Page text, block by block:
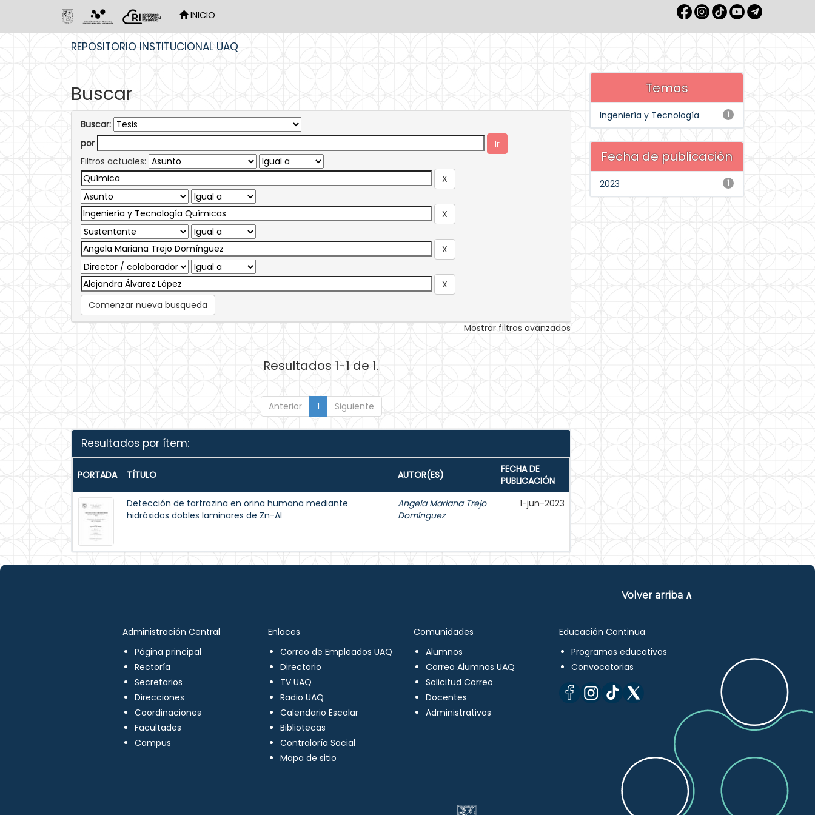
INICIO
REPOSITORIO INSTITUCIONAL UAQ
Buscar
Buscar:
por
Filtros actuales:
Comenzar nueva busqueda
Mostrar filtros avanzados
Resultados 1-1 de 1.
Anterior 1 Siguiente
Resultados por ítem:
PORTADA TÍTULO AUTOR(ES)
FECHA DE
PUBLICACIÓN
Detección de tartrazina en orina humana mediante
hidróxidos dobles laminares de Zn-Al
Angela Mariana Trejo
Domínguez
1-jun-2023
Temas
1
Ingeniería y Tecnología
Fecha de publicación
1
2023
Volver arriba ∧
Administración Central
Página principal
Rectoría
Secretarios
Direcciones
Coordinaciones
Facultades
Campus
Enlaces
Correo de Empleados UAQ
Directorio
TV UAQ
Radio UAQ
Calendario Escolar
Bibliotecas
Contraloría Social
Mapa de sitio
Comunidades
Alumnos
Correo Alumnos UAQ
Solicitud Correo
Docentes
Administrativos
Educación Continua
Programas educativos
Convocatorias